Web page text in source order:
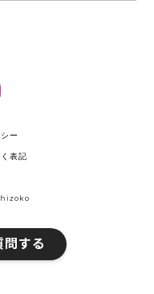
ー
表記
する